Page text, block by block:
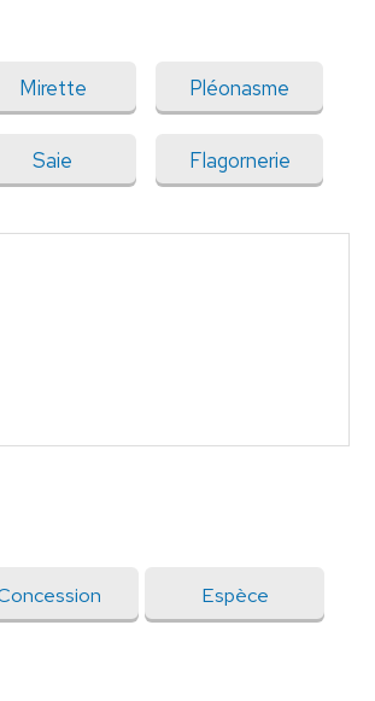
Mirette Pléonasme
Saie Flagornerie
Espèce